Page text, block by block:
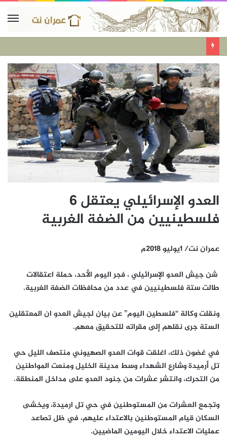
العدو الإسرائيلي يعتقل 6
فلسطينيين من الضفة الغربية
عمران نت/ 1يوليو 2018م
شن جيش العدو الإسرائيلي ، فجر اليوم الأحد، حملة اعتقالات
طالت ستة فلسطينيين في عدد من محافظات الضفة الغربية.
ونقلت وكالة “فلسطين اليوم” عن بيان لجيش العدو ان المعتقلين
الستة جرى نقلهم إلى مقراته للتحقيق معهم.
في غضون ذلك، اغلقت قوات العدو الصهيوني منتصف الليل حي
تل أرميدة وشارع الشهداء وسط مدينة الخليل ومنعت المواطنين
من التحرك، وانتشر عشرات من جنود العدو على مداخل المنطقة.
وتجمع العشرات من المستوطنين في حي تل ارميدة، ويخشى
السكان قيام المستوطنين بالاعتداء عليهم، في ظل تصاعد
عمليات الاعتداء خلال اليومين الماضيين.